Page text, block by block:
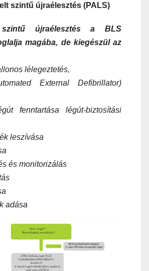
szintű újraélesztés (PALS)
újraélesztés a BLS
magába, de kiegészül az
lélegeztetés,
External Defibrillator)
fenntartása légút-biztosítási
leszívása
és monitorizálás
adása